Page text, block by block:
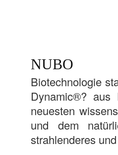
NUBO
Biotechnologie
Dynamic®? aus
neuesten
und dem
strahlenderes